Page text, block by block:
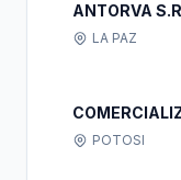
ANTORVA
LA PAZ
POTOSI